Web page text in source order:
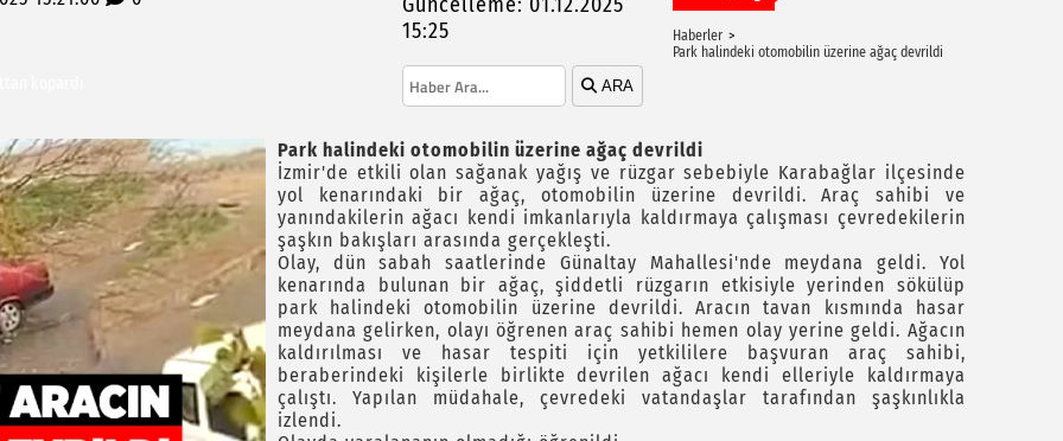
İncelemelerde Bulundu, Develi Mahallesi’nde
bizleri yıldıramayacaksınız"
Park halindeki otomobilin üzerine ağaç devrildi
İzmir'de etkili olan sağanak yağış ve rüzgar sebebiyle Karabağlar ilçesinde
yol kenarındaki bir ağaç, otomobilin üzerine devrildi. Araç sahibi ve
yanındakilerin ağacı kendi imkanlarıyla kaldırmaya çalışması çevredekilerin
şaşkın bakışları arasında gerçekleşti.
Olay, dün sabah saatlerinde Günaltay Mahallesi'nde meydana geldi. Yol
kenarında bulunan bir ağaç, şiddetli rüzgarın etkisiyle yerinden sökülüp
park halindeki otomobilin üzerine devrildi. Aracın tavan kısmında hasar
meydana gelirken, olayı öğrenen araç sahibi hemen olay yerine geldi. Ağacın
kaldırılması ve hasar tespiti için yetkililere başvuran araç sahibi,
beraberindeki kişilerle birlikte devrilen ağacı kendi elleriyle kaldırmaya
çalıştı. Yapılan müdahale, çevredeki vatandaşlar tarafından şaşkınlıkla
izlendi.
15:25
ARA
Haberler
Park halindeki otomobilin üzerine ağaç devrildi